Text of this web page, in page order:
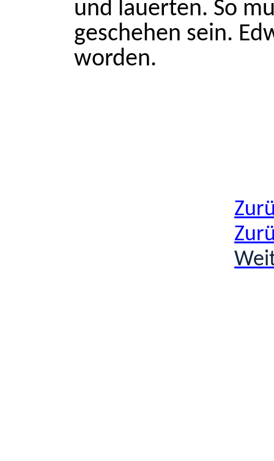
und lauerten. So
geschehen sein.
worden.